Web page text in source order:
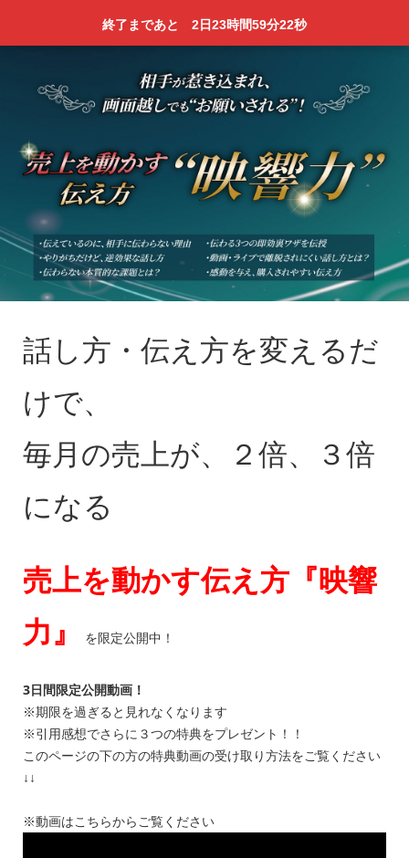
終了まであと 2日23時間59分22秒
話し方・伝え方を変えるだ
けで、
毎月の売上が、２倍、３倍
になる
売上を動かす伝え方『映響
力』
を限定公開中！
3日間限定公開動画！
※期限を過ぎると見れなくなります
※引用感想でさらに３つの特典をプレゼント！！
このページの下の方の特典動画の受け取り方法をご覧ください
↓↓
※動画はこちらからご覧ください